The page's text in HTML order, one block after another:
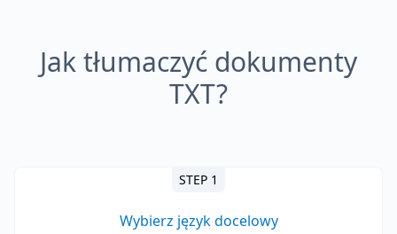
Jak tłumaczyć dokumenty
TXT?
STEP 1
Wybierz język docelowy